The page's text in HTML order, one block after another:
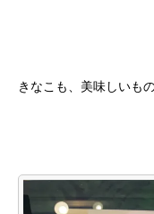
きなこも、美味しいも